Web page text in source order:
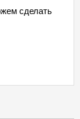
сделать